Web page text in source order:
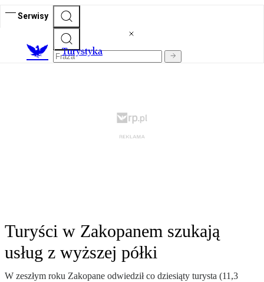
Serwisy
Turystyka
Turyści w Zakopanem szukają
usług z wyższej półki
W zeszłym roku Zakopane odwiedził co dziesiąty turysta (11,3